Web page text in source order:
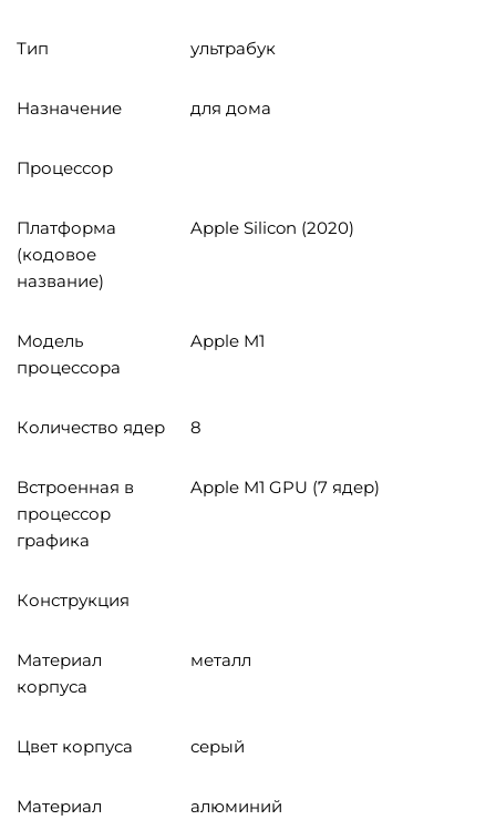
Тип ультрабук
Назначение для дома
Процессор
Платформа
(кодовое
название)
Apple Silicon (2020)
Модель
процессора
Apple M1
Количество ядер 8
Встроенная в
процессор
графика
Apple M1 GPU (7 ядер)
Конструкция
Материал
корпуса
металл
Цвет корпуса серый
Материал
алюминий